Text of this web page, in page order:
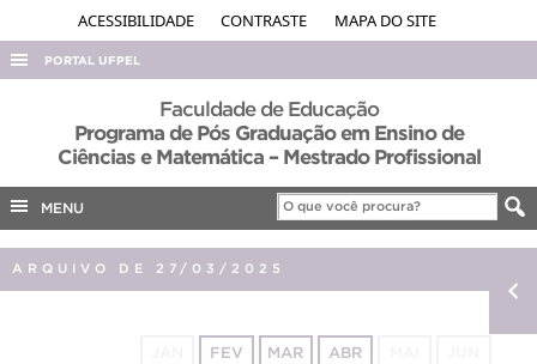
ACESSIBILIDADE CONTRASTE MAPA DO SITE
PORTAL UFPEL
ACESSO À INFORMAÇÃO
AUDITORIA
EDITAIS
Faculdade de Educação
Programa de Pós Graduação em Ensino de
Ciências e Matemática – Mestrado Profissional
MENU
ARQUIVO DE 27/03/2025
FEV MAR ABR